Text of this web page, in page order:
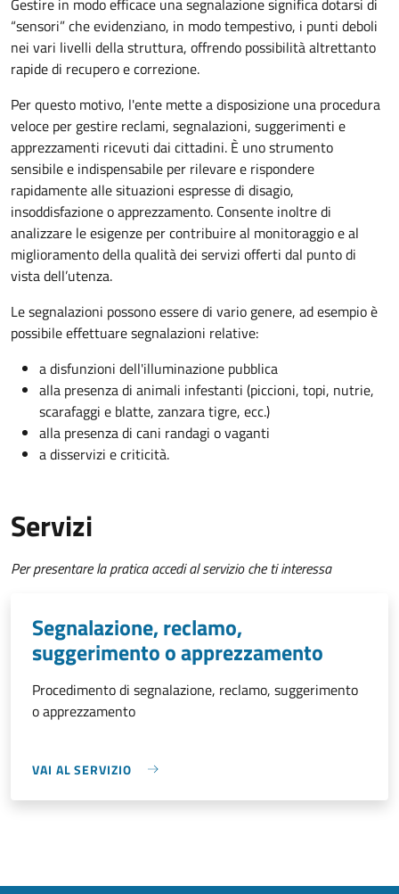
“sensori” che evidenziano, in modo tempestivo, i punti deboli
nei vari livelli della struttura, offrendo possibilità altrettanto
rapide di recupero e correzione.
Per questo motivo, l'ente mette a disposizione una procedura
veloce per gestire reclami, segnalazioni, suggerimenti e
apprezzamenti ricevuti dai cittadini. È uno strumento
sensibile e indispensabile per rilevare e rispondere
rapidamente alle situazioni espresse di disagio,
insoddisfazione o apprezzamento. Consente inoltre di
analizzare le esigenze per contribuire al monitoraggio e al
miglioramento della qualità dei servizi offerti dal punto di
vista dell’utenza.
Le segnalazioni possono essere di vario genere, ad esempio è
possibile effettuare segnalazioni relative:
a disfunzioni dell'illuminazione pubblica
alla presenza di animali infestanti (piccioni, topi, nutrie,
scarafaggi e blatte, zanzara tigre, ecc.)
alla presenza di cani randagi o vaganti
a disservizi e criticità.
Servizi
Per presentare la pratica accedi al servizio che ti interessa
Segnalazione, reclamo,
suggerimento o apprezzamento
Procedimento di segnalazione, reclamo, suggerimento
o apprezzamento
VAI AL SERVIZIO